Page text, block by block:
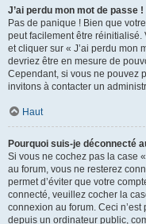
J’ai perdu mon mot de passe !
Pas de panique ! Bien que
peut facilement être
et cliquer sur « J’ai perdu mon
devriez être en mesure de
Cependant, si vous ne pouvez
invitons à contacter un
Haut
Pourquoi suis-je déconnecté
Si vous ne cochez pas la case
au forum, vous ne resterez
permet d’éviter que votre
connecté, veuillez cocher la
connexion au forum. Ceci
depuis un ordinateur public,